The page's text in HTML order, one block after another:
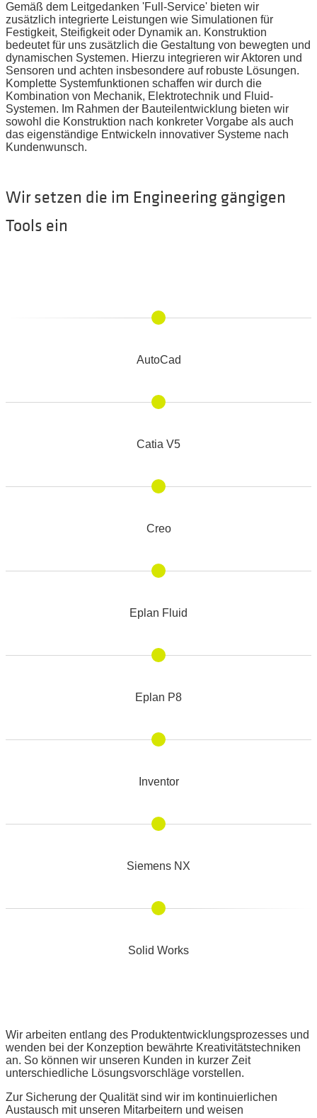
Gemäß dem Leitgedanken 'Full-Service' bieten wir
zusätzlich integrierte Leistungen wie Simulationen für
Festigkeit, Steifigkeit oder Dynamik an. Konstruktion
bedeutet für uns zusätzlich die Gestaltung von bewegten und
dynamischen Systemen. Hierzu integrieren wir Aktoren und
Sensoren und achten insbesondere auf robuste Lösungen.
Komplette Systemfunktionen schaffen wir durch die
Kombination von Mechanik, Elektrotechnik und Fluid-
Systemen. Im Rahmen der Bauteilentwicklung bieten wir
sowohl die Konstruktion nach konkreter Vorgabe als auch
das eigenständige Entwickeln innovativer Systeme nach
Kundenwunsch.
Wir setzen die im Engineering gängigen
Tools ein
AutoCad
Catia V5
Creo
Eplan Fluid
Eplan P8
Inventor
Siemens NX
Solid Works
Wir arbeiten entlang des Produktentwicklungsprozesses und
wenden bei der Konzeption bewährte Kreativitätstechniken
an. So können wir unseren Kunden in kurzer Zeit
unterschiedliche Lösungsvorschläge vorstellen.
Zur Sicherung der Qualität sind wir im kontinuierlichen
Austausch mit unseren Mitarbeitern und weisen